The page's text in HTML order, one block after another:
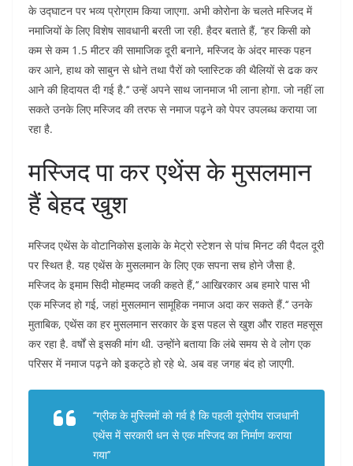
के उद्घाटन पर भव्य प्रोग्राम किया जाएगा. अभी कोरोना के चलते मस्जिद में
नमाजियों के लिए विशेष सावधानी बरती जा रही. हैदर बताते हैं, ‘‘हर किसी को
कम से कम 1.5 मीटर की सामाजिक दूरी बनाने, मस्जिद के अंदर मास्क पहन
कर आने, हाथ को साबुन से धोने तथा पैरों को प्लास्टिक की थैलियों से ढक कर
आने की हिदायत दी गई है.‘‘ उन्हें अपने साथ जानमाज भी लाना होगा. जो नहीं ला
सकते उनके लिए मस्जिद की तरफ से नमाज पढ़ने को पेपर उपलब्ध कराया जा
रहा है.
मस्जिद पा कर एथेंस के मुसलमान
हैं बेहद खुश
मस्जिद एथेंस के वोटानिकोस इलाके के मेट्रो स्टेशन से पांच मिनट की पैदल दूरी
पर स्थित है. यह एथेंस के मुसलमान के लिए एक सपना सच होने जैसा है.
मस्जिद के इमाम सिदी मोहम्मद जकी कहते हैं,‘‘ आखिरकार अब हमारे पास भी
एक मस्जिद हो गई, जहां मुसलमान सामूहिक नमाज अदा कर सकते हैं.‘‘ उनके
मुताबिक, एथेंस का हर मुसलमान सरकार के इस पहल से खुश और राहत महसूस
कर रहा है. वर्षों से इसकी मांग थी. उन्होंने बताया कि लंबे समय से वे लोग एक
परिसर में नमाज पढ़ने को इकट्ठे हो रहे थे. अब वह जगह बंद हो जाएगी.
‘‘ग्रीक के मुस्लिमों को गर्व है कि पहली यूरोपीय राजधानी
एथेंस में सरकारी धन से एक मस्जिद का निर्माण कराया
गया’’